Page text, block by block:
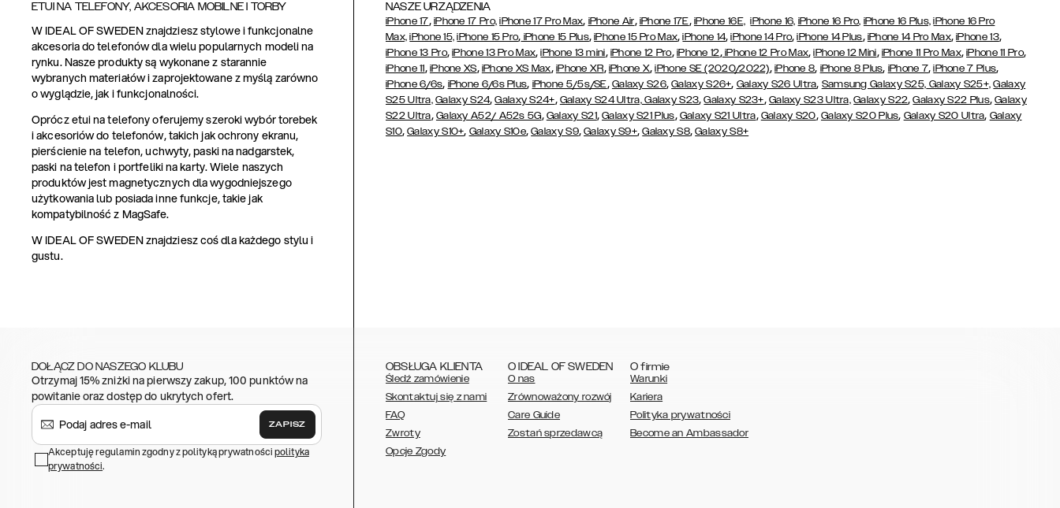
ETUI NA TELEFONY, AKCESORIA MOBILNE I TORBY
W IDEAL OF SWEDEN znajdziesz stylowe i funkcjonalne
akcesoria do telefonów dla wielu popularnych modeli na
rynku. Nasze produkty są wykonane z starannie
wybranych materiałów i zaprojektowane z myślą zarówno
o wyglądzie, jak i funkcjonalności.
Oprócz etui na telefony oferujemy szeroki wybór torebek
i akcesoriów do telefonów, takich jak ochrony ekranu,
pierścienie na telefon, uchwyty, paski na nadgarstek,
paski na telefon i portfeliki na karty. Wiele naszych
produktów jest magnetycznych dla wygodniejszego
użytkowania lub posiada inne funkcje, takie jak
kompatybilność z MagSafe.
W IDEAL OF SWEDEN znajdziesz coś dla każdego stylu i
gustu.
NASZE URZĄDZENIA
iPhone 17, iPhone 17 Pro, iPhone 17 Pro Max, iPhone Air, iPhone 17E, iPhone 16E, iPhone 16, iPhone 16 Pro, iPhone 16 Plus, iPhone 16 Pro
Max, iPhone 15, iPhone 15 Pro, iPhone 15 Plus,iPhone 15 Pro Max,iPhone 14,iPhone 14 Pro,iPhone 14 Plus, iPhone 14 Pro Max,iPhone 13,
iPhone 13 Pro,iPhone 13 Pro Max,iPhone 13 mini, iPhone 12 Pro, iPhone 12,iPhone 12 Pro Max,iPhone 12 Mini, iPhone 11 Pro Max,iPhone 11 Pro,
iPhone 11, iPhone XS, iPhone XS Max, iPhone XR, iPhone X,iPhone SE (2020/2022), iPhone 8, iPhone 8 Plus, iPhone 7,iPhone 7 Plus,
iPhone 6/6s, iPhone 6/6s Plus, iPhone 5/5s/SE, Galaxy S26,Galaxy S26+, Galaxy S26 Ultra, Samsung Galaxy S25, Galaxy S25+, Galaxy
S25 Ultra, Galaxy S24,Galaxy S24+, Galaxy S24 Ultra,Galaxy S23,Galaxy S23+, Galaxy S23 Ultra, Galaxy S22,Galaxy S22 Plus,Galaxy
S22 Ultra, Galaxy A52/ A52s 5G, Galaxy S21,Galaxy S21 Plus, Galaxy S21 Ultra, Galaxy S20, Galaxy S20 Plus, Galaxy S20 Ultra, Galaxy
S10,Galaxy S10+, Galaxy S10e,Galaxy S9,Galaxy S9+,Galaxy S8,Galaxy S8+
DOŁĄCZ DO NASZEGO KLUBU
Otrzymaj 15% zniżki na pierwszy zakup, 100 punktów na
powitanie oraz dostęp do ukrytych ofert.
ZAPISZ
Akceptuję regulamin zgodny z polityką prywatnościpolityka
prywatności.
OBSŁUGA KLIENTA
Śledź zamówienie
Skontaktuj się z nami
FAQ
Zwroty
Opcje Zgody
O IDEAL OF SWEDEN
O nas
Zrównoważony rozwój
Care Guide
Zostań sprzedawcą
O firmie
Warunki
Kariera
Polityka prywatności
Become an Ambassador